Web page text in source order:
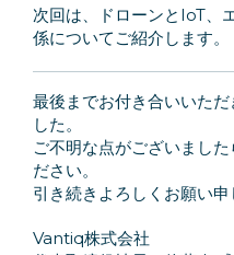
次回は、ドローンとIoT、
係についてご紹介します。
最後までお付き合いいた
した。
ご不明な点がございまし
ださい。
引き続きよろしくお願い申
Vantiq株式会社